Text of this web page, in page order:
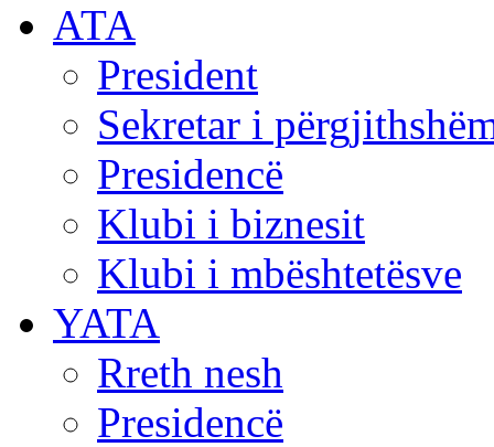
АТА
President
Sekretar i
Presidencë
Klubi i biznesit
Klubi i mbështetësve
YATA
Rreth nesh
Presidencë